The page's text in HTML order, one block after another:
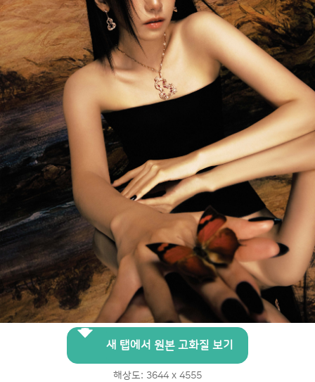
새 탭에서 원본 고화질 보기
해상도: 3644 x 4555